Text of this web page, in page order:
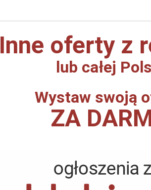
Inne oferty z
lub całej
Wystaw swoją
ZA